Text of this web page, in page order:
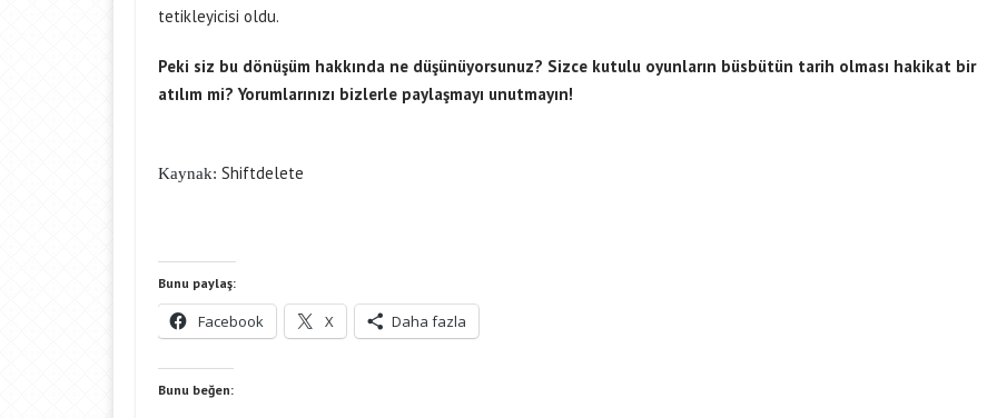
tetikleyicisi oldu.
Peki siz bu dönüşüm hakkında ne düşünüyorsunuz? Sizce kutulu oyunların büsbütün tarih olması hakikat bir
atılım mi? Yorumlarınızı bizlerle paylaşmayı unutmayın!
Kaynak: Shiftdelete
Bunu paylaş:
Facebook X Daha fazla
Bunu beğen: